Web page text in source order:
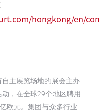
hongkong/en/
主展览场地的展会主办
，在全球29个地区聘用
欧元。集团与众多行业